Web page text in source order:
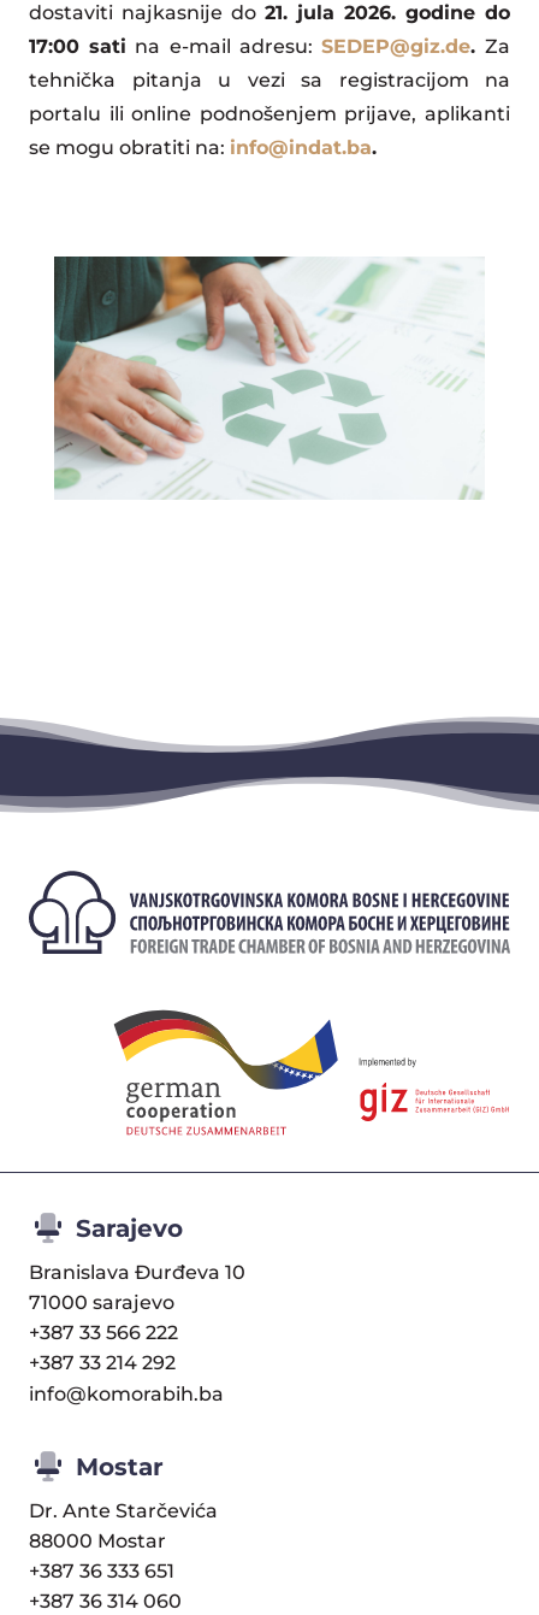
dostaviti najkasnije do 21. jula 2026. godine do
17:00 sati na e-mail adresu: SEDEP@giz.de.Za
tehnička pitanja u vezi sa registracijom na
portalu ili online podnošenjem prijave, aplikanti
se mogu obratiti na: info@indat.ba.
Sarajevo
Branislava Đurđeva 10
71000 sarajevo
+387 33 566 222
+387 33 214 292
info@komorabih.ba
Mostar
Dr. Ante Starčevića
88000 Mostar
+387 36 333 651
+387 36 314 060